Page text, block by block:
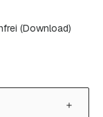
(Download)